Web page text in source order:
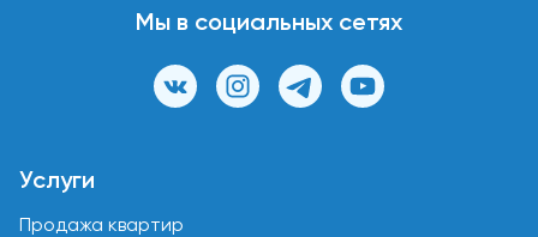
Мы в социальных сетях
Услуги
Продажа квартир